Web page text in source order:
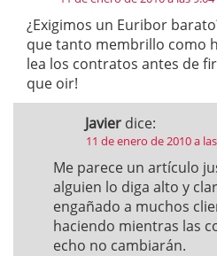
¿Exigimos un Euribor
que tanto membrillo como
lea los contratos antes de
que oir!
Javier dice:
11 de enero de 2010 a
Me parece un artículo
alguien lo diga alto y
engañado a muchos
haciendo mientras las
echo no cambiarán.